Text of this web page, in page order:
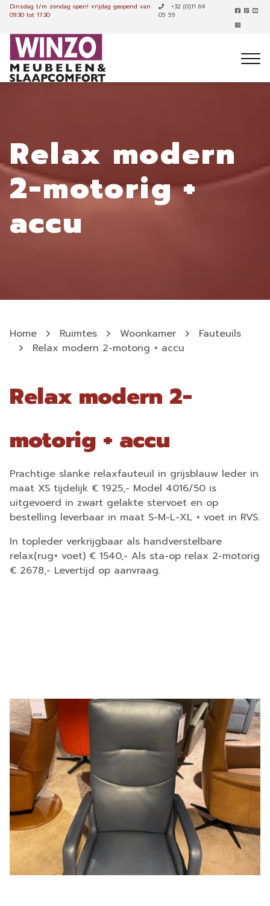
Dinsdag t/m zondag open! vrijdag geopend van
09:30 tot 17:30
+32 (0)11 64
05 59
Relax modern
2-motorig +
accu
Home Ruimtes Woonkamer
Fauteuils
Relax modern 2-motorig + accu
Relax modern 2-
motorig + accu
Prachtige slanke relaxfauteuil in grijsblauw leder in
maat XS tijdelijk € 1925,- Model 4016/50 is
uitgevoerd in zwart gelakte stervoet en op
bestelling leverbaar in maat S-M-L-XL + voet in RVS.
In topleder verkrijgbaar als handverstelbare
relax(rug+ voet) € 1540,- Als sta-op relax 2-motorig
€ 2678,- Levertijd op aanvraag.